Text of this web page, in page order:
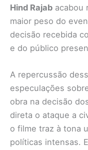
Hind Rajab acabou
maior peso do
decisão recebida
e do público
A repercussão
especulações
obra na decisão
direta o ataque a
o filme traz à tona
políticas intensas.